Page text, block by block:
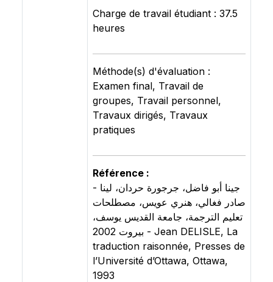
Charge de travail étudiant : 37.5
heures
Méthode(s) d'évaluation :
Examen final, Travail de
groupes, Travail personnel,
Travaux dirigés, Travaux
pratiques
Référence :
- جينا أبو فاضل، جرجورة حردان، لينا
صادر فغالي، هنري عويس، مصطلحات
تعليم الترجمة، جامعة القديس يوسف،
بيروت 2002 - Jean DELISLE, La
traduction raisonnée, Presses de
l’Université d’Ottawa, Ottawa,
1993